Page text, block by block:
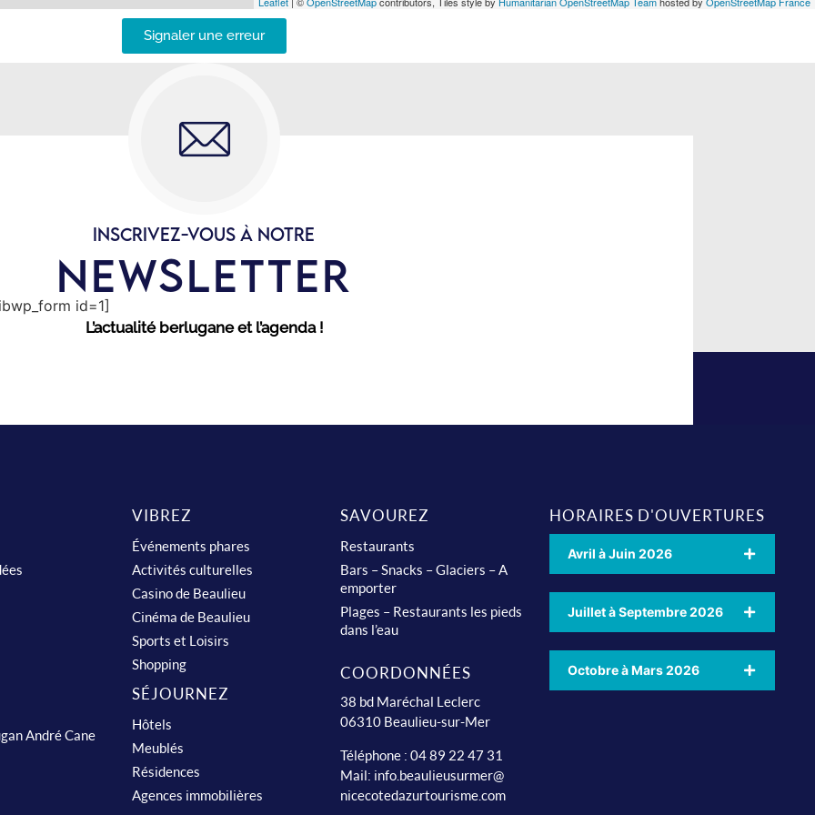
Signaler une erreur
INSCRIVEZ-VOUS À NOTRE
NEWSLETTER
id=1]
L’actualité berlugane et l’agenda !
André Cane
VIBREZ
Événements phares
Activités culturelles
Casino de Beaulieu
Cinéma de Beaulieu
Sports et Loisirs
Shopping
SÉJOURNEZ
Hôtels
Meublés
Résidences
Agences immobilières
SAVOUREZ
Restaurants
Bars – Snacks – Glaciers – A
emporter
Plages – Restaurants les pieds
dans l’eau
COORDONNÉES
38 bd Maréchal Leclerc
06310 Beaulieu-sur-Mer
Téléphone : 04 89 22 47 31
Mail: info.beaulieusurmer@
nicecotedazurtourisme.com
HORAIRES D'OUVERTURES
Avril à Juin 2026
Juillet à Septembre 2026
Octobre à Mars 2026